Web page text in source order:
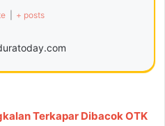
+ posts
Terkapar Dibacok OTK